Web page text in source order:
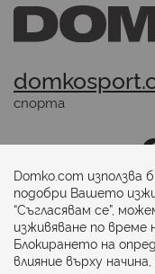
спорта
Последвайте ни:
Начини на плащане:
Domko.com използва
подобри Вашето
“Съгласявам се”,
изживяване по време
Блокирането на
влияние върху